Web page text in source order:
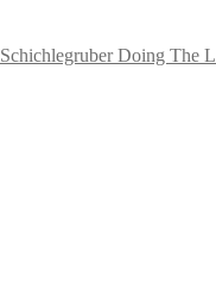
Schichlegruber Doing The